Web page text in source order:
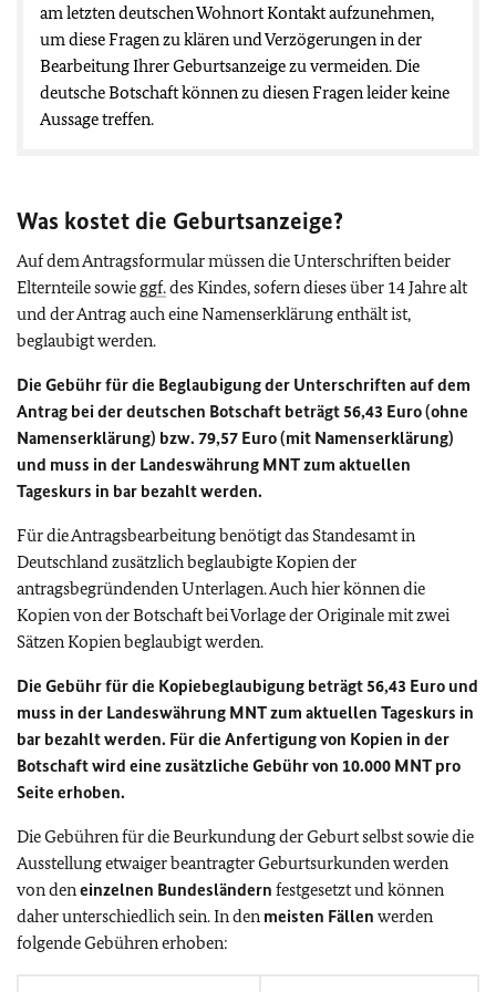
am letzten deutschen Wohnort Kontakt aufzunehmen,
um diese Fragen zu klären und Verzögerungen in der
Bearbeitung Ihrer Geburtsanzeige zu vermeiden. Die
deutsche Botschaft können zu diesen Fragen leider keine
Aussage treffen.
Was kostet die Geburtsanzeige?
Auf dem Antragsformular müssen die Unterschriften beider
Elternteile sowie ggf.des Kindes, sofern dieses über 14 Jahre alt
und der Antrag auch eine Namenserklärung enthält ist,
beglaubigt werden.
Die Gebühr für die Beglaubigung der Unterschriften auf dem
Antrag bei der deutschen Botschaft beträgt 56,43 Euro (ohne
Namenserklärung) bzw. 79,57 Euro (mit Namenserklärung)
und muss in der Landeswährung MNT zum aktuellen
Tageskurs in bar bezahlt werden.
Für die Antragsbearbeitung benötigt das Standesamt in
Deutschland zusätzlich beglaubigte Kopien der
antragsbegründenden Unterlagen. Auch hier können die
Kopien von der Botschaft bei Vorlage der Originale mit zwei
Sätzen Kopien beglaubigt werden.
Die Gebühr für die Kopiebeglaubigung beträgt 56,43 Euro und
muss in der Landeswährung MNT zum aktuellen Tageskurs in
bar bezahlt werden. Für die Anfertigung von Kopien in der
Botschaft wird eine zusätzliche Gebühr von 10.000 MNT pro
Seite erhoben.
Die Gebühren für die Beurkundung der Geburt selbst sowie die
Ausstellung etwaiger beantragter Geburtsurkunden werden
von deneinzelnen Bundesländern festgesetzt und können
daher unterschiedlich sein. In den meisten Fällen werden
folgende Gebühren erhoben: